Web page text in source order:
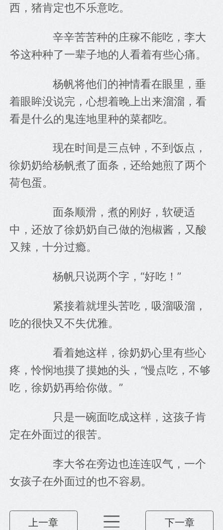
西，猪肯定也不乐意吃。
辛辛苦苦种的庄稼不能吃，李大
爷这种种了一辈子地的人看着有些心痛。
杨帆将他们的神情看在眼里，垂
着眼眸没说完，心想着晚上出来溜溜，看
看是什么的鬼连地里种的菜都吃。
现在时间是三点钟，不到饭点，
徐奶奶给杨帆煮了面条，还给她煎了两个
荷包蛋。
面条顺滑，煮的刚好，软硬适
中，还放了徐奶奶自己做的泡椒酱，又酸
又辣，十分过瘾。
杨帆只说两个字，“好吃！”
紧接着就埋头苦吃，吸溜吸溜，
吃的很快又不失优雅。
看着她这样，徐奶奶心里有些心
疼，怜悯地摸了摸她的头，“慢点吃，不够
吃，徐奶奶再给你做。”
只是一碗面吃成这样，这孩子肯
定在外面过的很苦。
李大爷在旁边也连连叹气，一个
女孩子在外面过的也不容易。
上一章 下一章